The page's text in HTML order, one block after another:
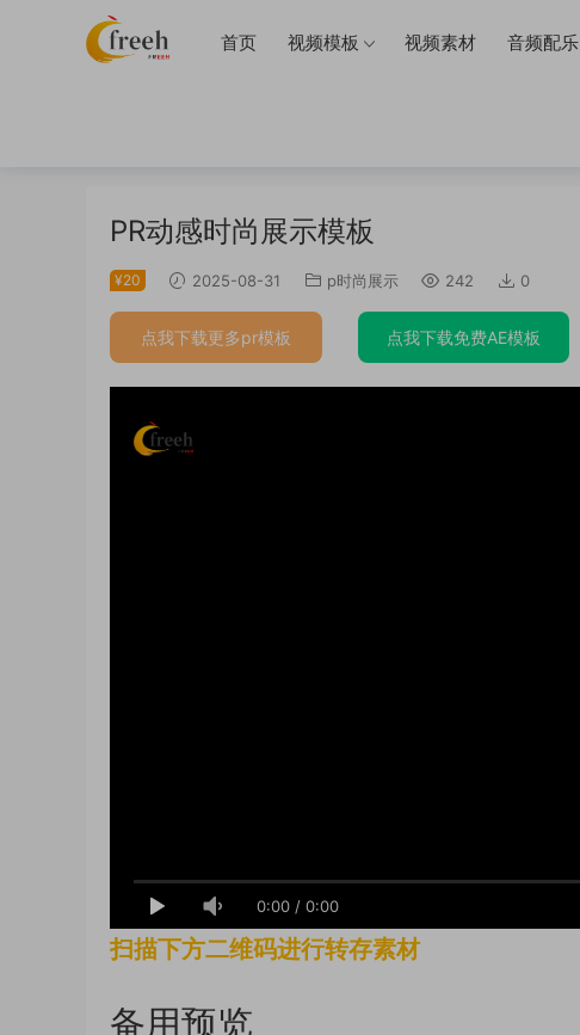
首页 视频模板 视频素材 音频配乐
PR动感时尚展示模板
¥20 2025-08-31 p时尚展示 242 0
点我下载更多pr模板 点我下载免费AE模板
0:00 / 0:00
扫描下方二维码进行转存素材
备用预览